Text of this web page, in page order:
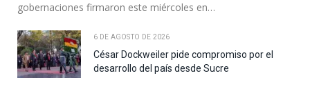
gobernaciones firmaron este miércoles en…
6 DE AGOSTO DE 2026
César Dockweiler pide compromiso por el
desarrollo del país desde Sucre